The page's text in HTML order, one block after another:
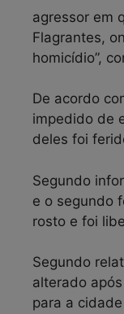
agressor em
Flagrantes,
homicídio”,
De acordo
impedido de
deles foi
Segundo
e o segundo
rosto e foi
Segundo
alterado
para a